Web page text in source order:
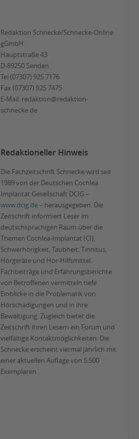
Redaktion Schnecke/Schnecke-Online
gGmbH
Hauptstraße 43
D-89250 Senden
Tel (07307) 925 7176
Fax (07307) 925 7475
E-Mail: redaktion@redaktion-
schnecke.de
Redaktioneller Hinweis
Die Fachzeitschrift Schnecke wird seit
1989 von der Deutschen Cochlea
Implantat Gesellschaft DCIG –
www.dcig.de– herausgegeben. Die
Zeitschrift informiert Leser im
deutschsprachigen Raum über die
Themen Cochlea-Implantat (CI),
Schwerhörigkeit, Taubheit, Tinnitus,
Hörgeräte und Hör-Hilfsmittel.
Fachbeiträge und Erfahrungsberichte
von Betroffenen vermitteln tiefe
Einblicke in die Problematik von
Hörschädigungen und in ihre
Bewältigung. Zugleich bietet die
Zeitschrift ihren Lesern ein Forum und
vielfältige Kontaktmöglichkeiten. Die
Schnecke erscheint viermal jährlich mit
einer aktuellen Auflage von 5.500
Exemplaren.